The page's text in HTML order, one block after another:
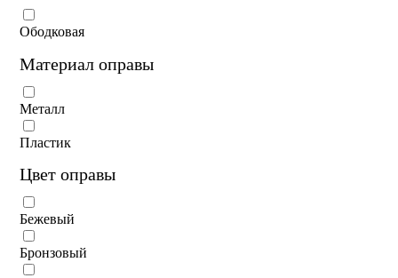
Ободковая
Материал оправы
Металл
Пластик
Цвет оправы
Бежевый
Бронзовый